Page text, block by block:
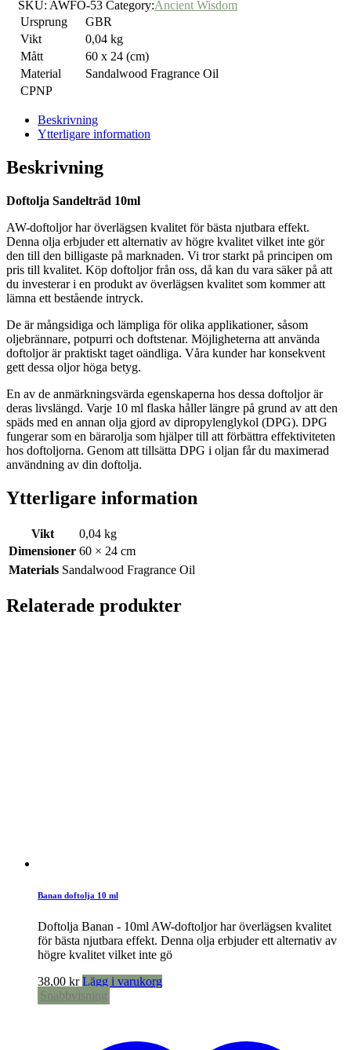
SKU: AWFO-53 Category:Ancient Wisdom
Ursprung
GBR
Vikt
0,04 kg
Mått
60 x 24 (cm)
Material
Sandalwood Fragrance Oil
CPNP
Beskrivning
Ytterligare information
Beskrivning
Doftolja Sandelträd 10ml
AW-doftoljor har överlägsen kvalitet för bästa njutbara effekt.
Denna olja erbjuder ett alternativ av högre kvalitet vilket inte gör
den till den billigaste på marknaden. Vi tror starkt på principen om
pris till kvalitet. Köp doftoljor från oss, då kan du vara säker på att
du investerar i en produkt av överlägsen kvalitet som kommer att
lämna ett bestående intryck.
De är mångsidiga och lämpliga för olika applikationer, såsom
oljebrännare, potpurri och doftstenar. Möjligheterna att använda
doftoljor är praktiskt taget oändliga. Våra kunder har konsekvent
gett dessa oljor höga betyg.
En av de anmärkningsvärda egenskaperna hos dessa doftoljor är
deras livslängd. Varje 10 ml flaska håller längre på grund av att den
späds med en annan olja gjord av dipropylenglykol (DPG). DPG
fungerar som en bärarolja som hjälper till att förbättra effektiviteten
hos doftoljorna. Genom att tillsätta DPG i oljan får du maximerad
användning av din doftolja.
Ytterligare information
Vikt
0,04 kg
Dimensioner 60 × 24 cm
Materials Sandalwood Fragrance Oil
Relaterade produkter
Banan doftolja 10 ml
Doftolja Banan - 10ml AW-doftoljor har överlägsen kvalitet
för bästa njutbara effekt. Denna olja erbjuder ett alternativ av
högre kvalitet vilket inte gö
38,00 kr Lägg i varukorg
Snabbvisning